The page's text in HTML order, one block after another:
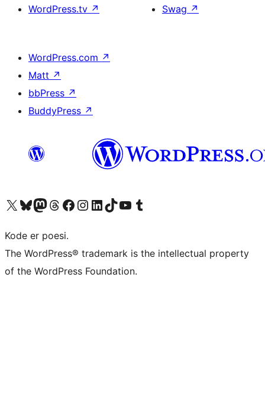
WordPress.tv ↗
Swag ↗
WordPress.com ↗
Matt ↗
bbPress ↗
BuddyPress ↗
Besøk vår konto på X Visit our Bluesky account
Besøk vår Mastodon-konto
Visit our Threads account
Besøk vår Facebook-sideBesøk vår Instagram-konto
Besøk vår LinkedIn-konto
Visit our TikTok account
Visit our YouTube channel
Visit our Tumblr account
Kode er poesi.
The WordPress® trademark is the intellectual property
of the WordPress Foundation.